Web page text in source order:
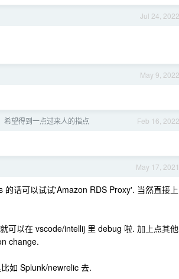
Jul 24, 2022
May 9, 2022
Feb 16, 2022
希望得到一点过来人的指点
May 17, 2021
话可以试试'Amazon RDS Proxy'. 当然直接上
可以在 vscode/intellij 里 debug 啦. 加上点其他
change.
如 Splunk/newrelic 去.